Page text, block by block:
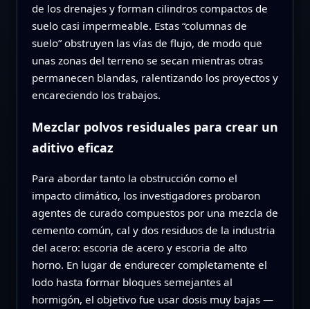
de los drenajes y forman cilindros compactos de
suelo casi impermeable. Estas “columnas de
suelo” obstruyen las vías de flujo, de modo que
unas zonas del terreno se secan mientras otras
permanecen blandas, ralentizando los proyectos y
encareciendo los trabajos.
Mezclar polvos residuales para crear un
aditivo eficaz
Para abordar tanto la obstrucción como el
impacto climático, los investigadores probaron
agentes de curado compuestos por una mezcla de
cemento común, cal y dos residuos de la industria
del acero: escoria de acero y escoria de alto
horno. En lugar de endurecer completamente el
lodo hasta formar bloques semejantes al
hormigón, el objetivo fue usar dosis muy bajas —